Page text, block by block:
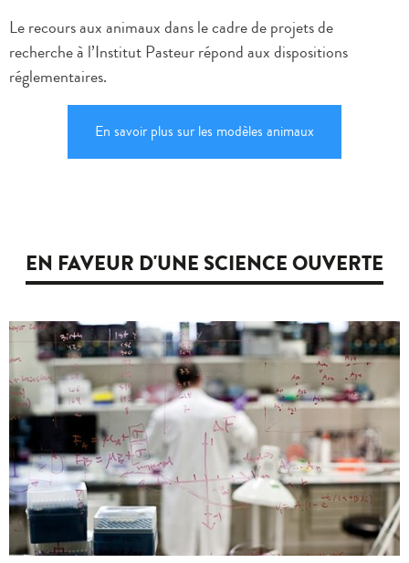
Le recours aux animaux dans le cadre de projets de
recherche à l’Institut Pasteur répond aux dispositions
réglementaires.
En savoir plus sur les modèles animaux
EN FAVEUR D'UNE SCIENCE OUVERTE